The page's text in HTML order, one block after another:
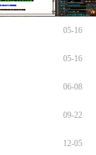
05-16
05-16
06-08
09-22
12-05